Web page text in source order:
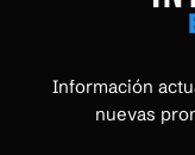
Información
nuevas